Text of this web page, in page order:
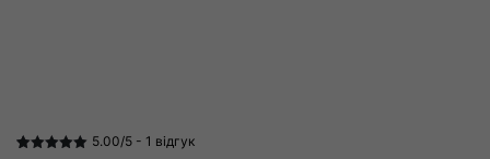
5.00/5 - 1 відгук